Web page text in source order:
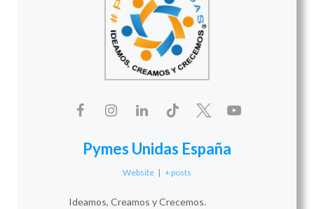
Pymes Unidas España
Website | + posts
Ideamos, Creamos y Crecemos.